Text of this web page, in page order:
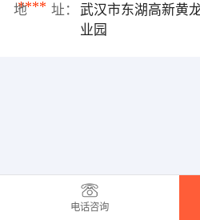
****
地 址：
武汉市东湖高新黄
业园
电话咨询